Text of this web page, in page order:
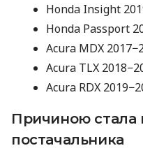
Honda Insight
Honda Passport
Acura MDX
Acura TLX
Acura RDX
Причиною стала
постачальника